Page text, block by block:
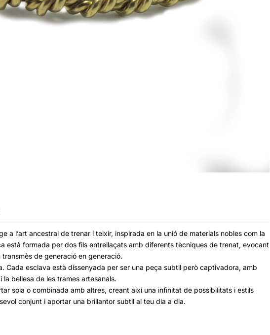
a l’art ancestral de trenar i teixir, inspirada en la unió de materials nobles com la
està formada per dos fils entrellaçats amb diferents tècniques de trenat, evocant
de generació en generació.
Cada esclava està dissenyada per ser una peça subtil però captivadora, amb
bellesa de les trames artesanals.
sola o combinada amb altres, creant així una infinitat de possibilitats i estils
conjunt i aportar una brillantor subtil al teu dia a dia.